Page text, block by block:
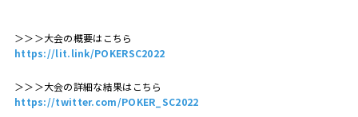
＞＞＞大会の概要はこちら
https://lit.link/POKERSC2022
＞＞＞大会の詳細な結果はこちら
https://twitter.com/POKER_SC2022